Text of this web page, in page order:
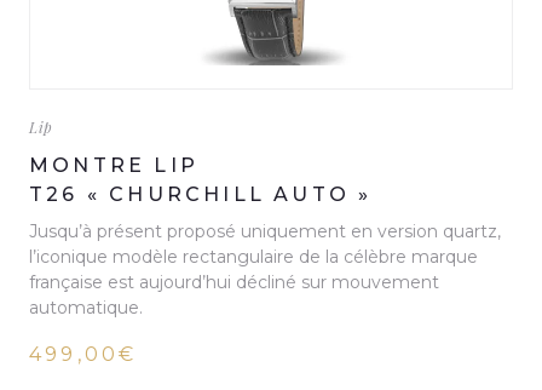
Lip
MONTRE LIP
T26 « CHURCHILL AUTO »
Jusqu’à présent proposé uniquement en version quartz,
l’iconique modèle rectangulaire de la célèbre marque
française est aujourd’hui décliné sur mouvement
automatique.
499,00€